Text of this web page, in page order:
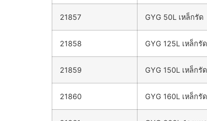
21857 GYG 50L เหล็กรัด
21858 GYG 125L เหล็กรัด
21859 GYG 150L เหล็กรัด
21860 GYG 160L เหล็กรัด